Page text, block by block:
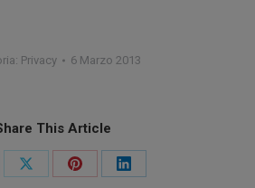
Privacy 6 Marzo 2013
This Article
CondividiCondividiCondividi